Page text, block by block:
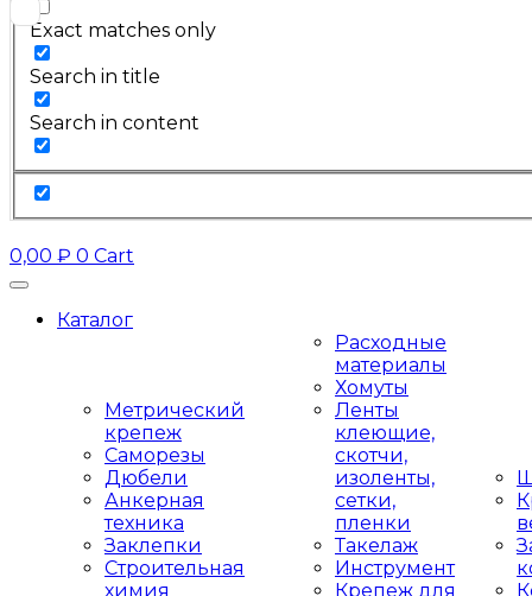
Exact matches only
Search in title
Search in content
0,00 ₽ 0 Cart
Каталог
Метрический
крепеж
Саморезы
Дюбели
Анкерная
техника
Заклепки
Строительная
химия
Расходные
материалы
Хомуты
Ленты
клеющие,
скотчи,
изоленты,
сетки,
пленки
Такелаж
Инструмент
Крепеж для